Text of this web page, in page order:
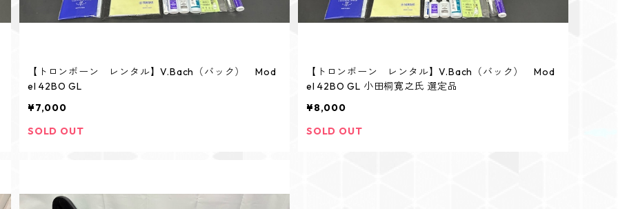
【トロンボーン レンタル】V.Bach（バック） Mod
el 42BO GL
¥7,000
SOLD OUT
【トロンボーン レンタル】V.Bach（バック） Mod
el 42BO GL 小田桐寛之氏 選定品
¥8,000
SOLD OUT